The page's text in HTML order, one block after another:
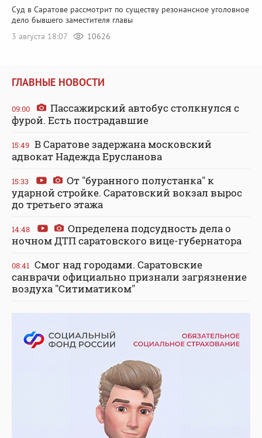
Суд в Саратове рассмотрит по существу резонансное уголовное
дело бывшего заместителя главы
3 августа 18:07
10626
ГЛАВНЫЕ НОВОСТИ
09:00
Пассажирский автобус столкнулся с
фурой. Есть пострадавшие
15:49 В Саратове задержана московский
адвокат Надежда Ерусланова
15:33
От "буранного полустанка" к
ударной стройке. Саратовский вокзал вырос
до третьего этажа
14:48
Определена подсудность дела о
ночном ДТП саратовского вице-губернатора
08:41 Смог над городами. Саратовские
санврачи официально признали загрязнение
воздуха "Ситиматиком"